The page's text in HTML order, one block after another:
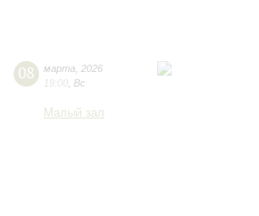
08 марта
2026
19:00 Вс
Малый зал